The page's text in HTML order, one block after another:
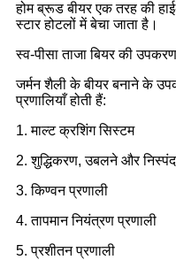
होम ब्रूड बीयर एक तरह की
स्टार होटलों में बेचा जाता है।
स्व-पीसा ताजा बियर की
जर्मन शैली के बीयर बनाने के
प्रणालियाँ होती हैं:
1. माल्ट क्रशिंग सिस्टम
2. शुद्धिकरण, उबलने और
3. किण्वन प्रणाली
4. तापमान नियंत्रण प्रणाली
5. प्रशीतन प्रणाली